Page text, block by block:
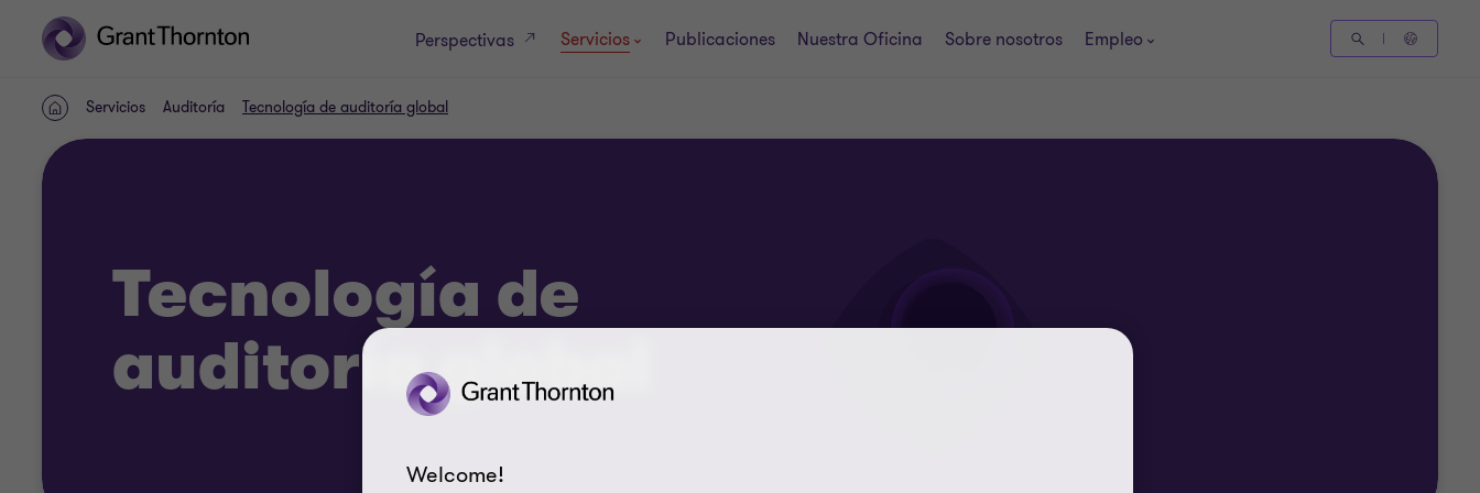
Perspectivas Servicios Publicaciones Nuestra Oficina Sobre nosotros Empleo
INICIOServicios Auditoría Tecnología de auditoría global
Tecnología de
auditoría global
Welcome!